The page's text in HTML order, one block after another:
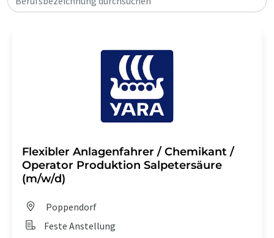
Flexibler Anlagenfahrer / Chemikant /
Operator Produktion Salpetersäure
(m/w/d)
Poppendorf
Feste Anstellung